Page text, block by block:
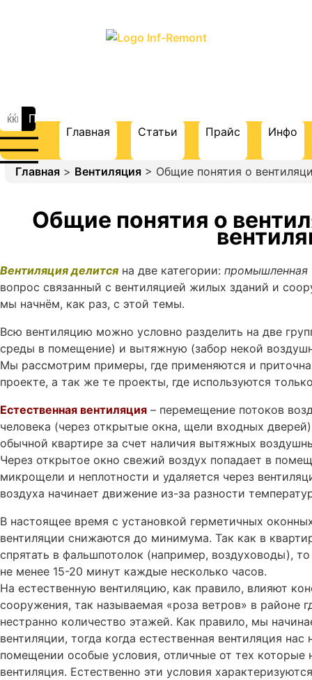
Главная Статьи Прайс Инфо
Главная > Вентиляция > Общие понятия о
Общие понятия о
Вентиляция делится на две категории: промышленная
вопрос связанный с вентиляцией жилых зданий и
мы начнём, как раз, с этой темы.
Всю вентиляцию можно условно разделить на две
среды в помещение) и вытяжную (забор некой
Мы рассмотрим примеры, где применяются и
проекте, а так же те проекты, где используются
Естественная вентиляция – перемещение потоков
человека (через открытые окна, щели входных
обычной квартире за счет наличия вытяжных
Через открытое окно свежий воздух попадает в
микрощели и неплотности и удаляется через
воздуха начинает движение из-за разности
В настоящее время с установкой герметичных
вентиляции снижаются до минимума. Так как в
спрятать в фальшпотолок (например, воздуховоды),
не менее 15-20 минут каждые несколько часов.
На естественную вентиляцию, как правило, влияют
сооружения, так называемая «роза ветров» в районе
нестранно количество этажей. Как правило, мы
вентиляции, тогда когда естественная вентиляция
помещении особые условия, отличные от тех которые
вентиляция. Естественно эти условия